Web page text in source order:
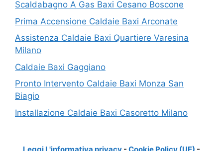
Scaldabagno A Gas Baxi Cesano Boscone
Prima Accensione Caldaie Baxi Arconate
Assistenza Caldaie Baxi Quartiere Varesina
Milano
Caldaie Baxi Gaggiano
Pronto Intervento Caldaie Baxi Monza San
Biagio
Installazione Caldaie Baxi Casoretto Milano
Leggi L'informativa privacy - Cookie Policy (UE) -